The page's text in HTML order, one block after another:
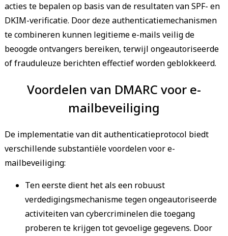
acties te bepalen op basis van de resultaten van SPF- en
DKIM-verificatie. Door deze authenticatiemechanismen
te combineren kunnen legitieme e-mails veilig de
beoogde ontvangers bereiken, terwijl ongeautoriseerde
of frauduleuze berichten effectief worden geblokkeerd.
Voordelen van DMARC voor e-
mailbeveiliging
De implementatie van dit authenticatieprotocol biedt
verschillende substantiële voordelen voor e-
mailbeveiliging:
Ten eerste dient het als een robuust
verdedigingsmechanisme tegen ongeautoriseerde
activiteiten van cybercriminelen die toegang
proberen te krijgen tot gevoelige gegevens. Door